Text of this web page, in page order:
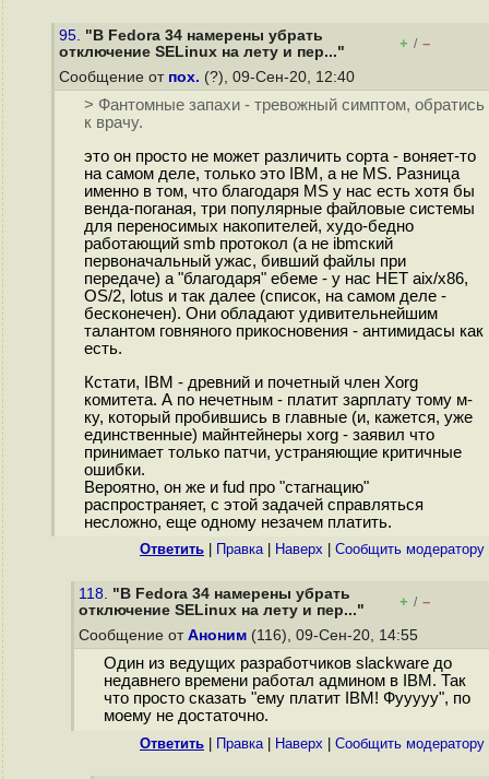
95. "В Fedora 34 намерены убрать
отключение SELinux на лету и пер..."
+ / –
Сообщение от пох. (?), 09-Сен-20, 12:40
> Фантомные запахи - тревожный симптом, обратись
к врачу.
это он просто не может различить сорта - воняет-то
на самом деле, только это IBM, а не MS. Разница
именно в том, что благодаря MS у нас есть хотя бы
венда-поганая, три популярные файловые системы
для переносимых накопителей, худо-бедно
работающий smb протокол (а не ibmский
первоначальный ужас, бивший файлы при
передаче) а "благодаря" ебеме - у нас НЕТ aix/x86,
OS/2, lotus и так далее (список, на самом деле -
бесконечен). Они обладают удивительнейшим
талантом говняного прикосновения - антимидасы как
есть.
Кстати, IBM - древний и почетный член Xorg
комитета. А по нечетным - платит зарплату тому м-
ку, который пробившись в главные (и, кажется, уже
единственные) майнтейнеры xorg - заявил что
принимает только патчи, устраняющие критичные
ошибки.
Вероятно, он же и fud про "стагнацию"
распространяет, с этой задачей справляться
несложно, еще одному незачем платить.
Ответить Правка| Наверх Cообщить модератору
118. "В Fedora 34 намерены убрать
отключение SELinux на лету и пер..."
+ / –
Сообщение от Аноним (116), 09-Сен-20, 14:55
Один из ведущих разработчиков slackware до
недавнего времени работал админом в IBM. Так
что просто сказать "ему платит IBM! Фууууу", по
моему не достаточно.
Ответить Правка| Наверх Cообщить модератору